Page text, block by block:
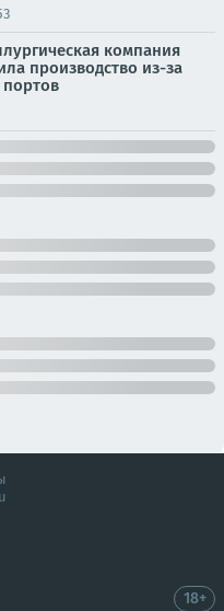
компания
производство из-за
18+